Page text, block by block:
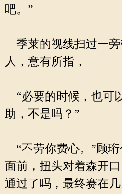
吧。”
季莱的视线扫过一旁
人，意有所指，
“必要的时候，也可
助，不是吗？”
“不劳你费心。”顾
面前，扭头对着森开
通过了吗，最终赛在